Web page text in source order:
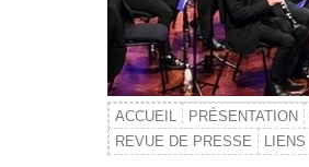
ACCUEIL PRÉSENTATION
REVUE DE PRESSE
LIENS